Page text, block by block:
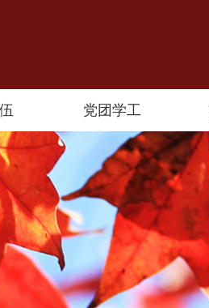
党团学工